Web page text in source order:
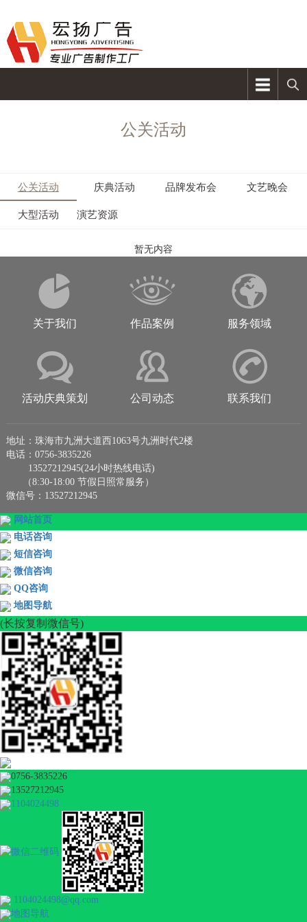
公关活动
公关活动 庆典活动 品牌发布会 文艺晚会
大型活动 演艺资源
暂无内容
关于我们 作品案例 服务领域
活动庆典策划 公司动态 联系我们
地址：珠海市九洲大道西1063号九洲时代2楼
电话：0756-3835226
13527212945(24小时热线电话)
（8:30-18:00 节假日照常服务）
微信号：13527212945
网站首页
电话咨询
短信咨询
微信咨询
QQ咨询
地图导航
(长按复制微信号)
0756-3835226
13527212945
1104024498
1104024498@qq.com
地图导航